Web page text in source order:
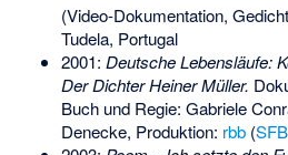
(Video-Dokumentation,
Tudela, Portugal
2001: Deutsche Lebensläufe:
Der Dichter Heiner Müller.
Buch und Regie: Gabriele
Denecke, Produktion: rbb(SFB